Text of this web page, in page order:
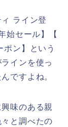
ライン登
始セール】【
ン】という
インを使っ
ですよね。
味のある親
と調べたの